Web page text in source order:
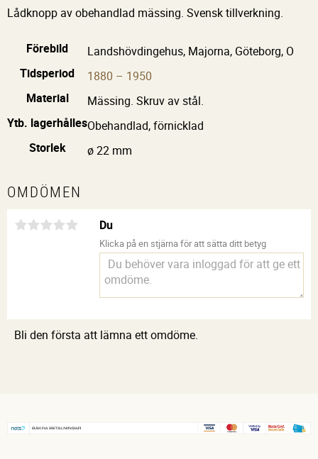
Lådknopp av obehandlad mässing. Svensk tillverkning.
Förebild
Landshövdingehus, Majorna, Göteborg, O
Tidsperiod
1880 – 1950
Material
Mässing. Skruv av stål.
Ytb. lagerhållesObehandlad, förnicklad
Storlek
ø 22 mm
OMDÖMEN
Du
Klicka på en stjärna för att sätta ditt betyg
Bli den första att lämna ett omdöme.